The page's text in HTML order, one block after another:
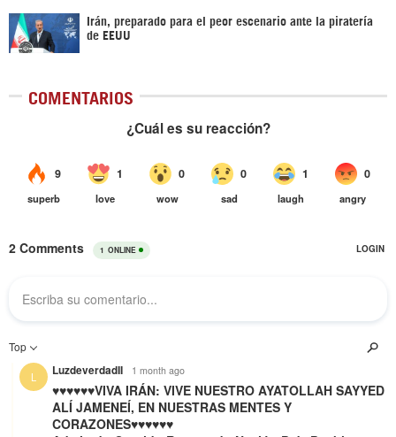
Irán, preparado para el peor escenario ante la piratería
de EEUU
COMENTARIOS